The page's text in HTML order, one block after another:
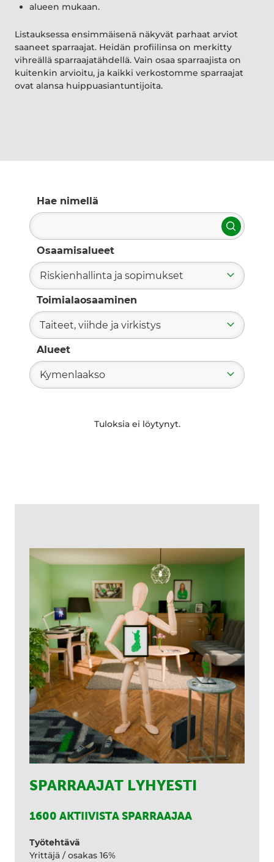
alueen mukaan.
Listauksessa ensimmäisenä näkyvät parhaat arviot
saaneet sparraajat. Heidän profiilinsa on merkitty
vihreällä sparraajatähdellä. Vain osaa sparraajista on
kuitenkin arvioitu, ja kaikki verkostomme sparraajat
ovat alansa huippuasiantuntijoita.
Hae nimellä
Hae
Osaamisalueet
Riskienhallinta ja sopimukset
Toimialaosaaminen
Taiteet, viihde ja virkistys
Alueet
Kymenlaakso
Tuloksia ei löytynyt.
SPARRAAJAT LYHYESTI
1600 AKTIIVISTA SPARRAAJAA
Työtehtävä
Yrittäjä / osakas 16%